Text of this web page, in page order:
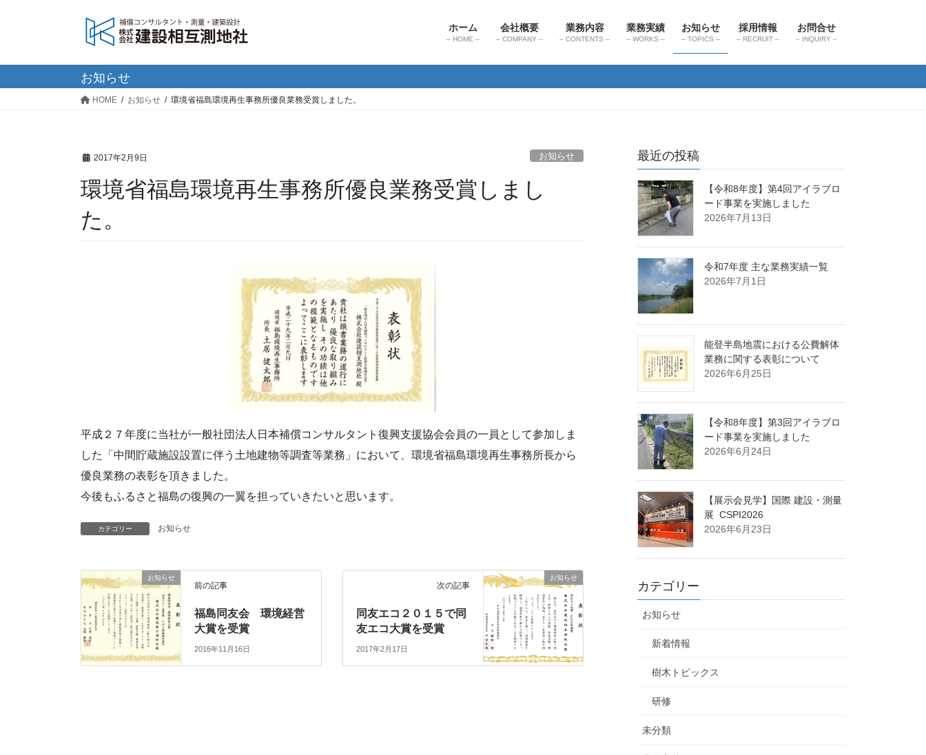
へ
ョ
ホーム
– HOME –
会社概要
– COMPANY –
業務内容
– CONTENTS –
業務実績
– WORKS –
お知らせ
– TOPICS –
採用情報
– RECRUIT –
お問合せ
– INQUIRY –
お知らせ
HOME お知らせ 環境省福島環境再生事務所優良業務受賞しました。
2017年2月9日 お知らせ
環境省福島環境再生事務所優良業務受賞しまし
た。
平成２７年度に当社が一般社団法人日本補償コンサルタント復興支援協会会員の一員として参加しま
した「中間貯蔵施設設置に伴う土地建物等調査等業務」において、環境省福島環境再生事務所長から
優良業務の表彰を頂きました。
今後もふるさと福島の復興の一翼を担っていきたいと思います。
カテゴリー お知らせ
お知らせ
前の記事
福島同友会 環境経営
大賞を受賞
2016年11月16日
お知らせ
次の記事
同友エコ２０１５で同
友エコ大賞を受賞
2017年2月17日
最近の投稿
【令和8年度】第4回アイラブロ
ード事業を実施しました
2026年7月13日
令和7年度 主な業務実績一覧
2026年7月1日
能登半島地震における公費解体
業務に関する表彰について
2026年6月25日
【令和8年度】第3回アイラブロ
ード事業を実施しました
2026年6月24日
【展示会見学】国際 建設・測量
展 CSPI2026
2026年6月23日
カテゴリー
お知らせ
新着情報
樹木トピックス
研修
未分類